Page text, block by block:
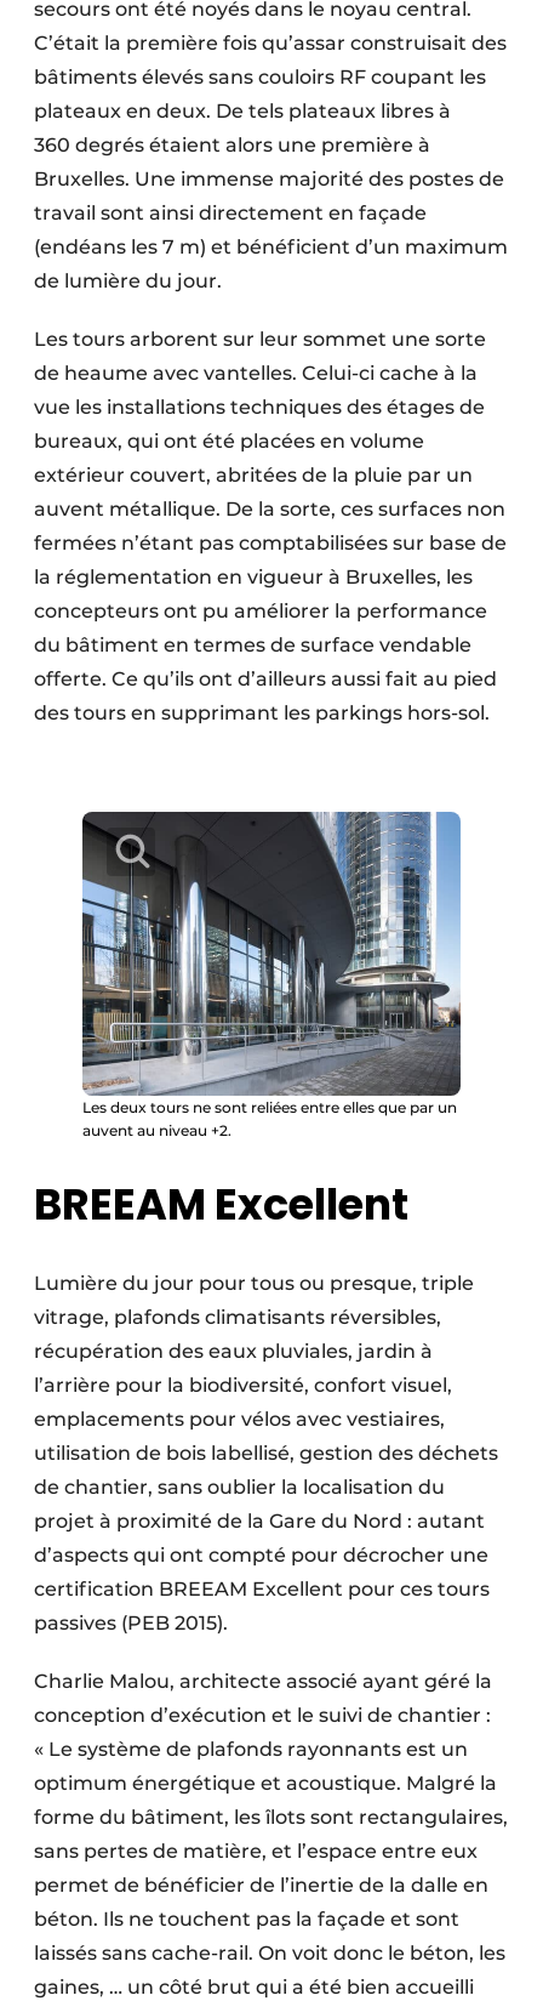
secours ont été noyés dans le noyau central.
C’était la première fois qu’assar construisait des
bâtiments élevés sans couloirs RF coupant les
plateaux en deux. De tels plateaux libres à
360 degrés étaient alors une première à
Bruxelles. Une immense majorité des postes de
travail sont ainsi directement en façade
(endéans les 7 m) et bénéficient d’un maximum
de lumière du jour.
Les tours arborent sur leur sommet une sorte
de heaume avec vantelles. Celui-ci cache à la
vue les installations techniques des étages de
bureaux, qui ont été placées en volume
extérieur couvert, abritées de la pluie par un
auvent métallique. De la sorte, ces surfaces non
fermées n’étant pas comptabilisées sur base de
la réglementation en vigueur à Bruxelles, les
concepteurs ont pu améliorer la performance
du bâtiment en termes de surface vendable
offerte. Ce qu’ils ont d’ailleurs aussi fait au pied
des tours en supprimant les parkings hors-sol.
Les deux tours ne sont reliées entre elles que par un
auvent au niveau +2.
BREEAM Excellent
Lumière du jour pour tous ou presque, triple
vitrage, plafonds climatisants réversibles,
récupé­ration des eaux pluviales, jardin à
l’arrière pour la biodiversité, confort visuel,
emplacements pour vélos avec vestiaires,
utilisation de bois labellisé, gestion des déchets
de chantier, sans oublier la localisation du
projet à proximité de la Gare du Nord : autant
d’aspects qui ont compté pour décrocher une
certification BREEAM Excellent pour ces tours
passives (PEB 2015).
Charlie Malou, architecte associé ayant géré la
conception d’exécution et le suivi de chantier :
« Le système de plafonds rayonnants est un
optimum énergétique et acoustique. Malgré la
forme du bâtiment, les îlots sont rectangulaires,
sans pertes de matière, et l’espace entre eux
permet de bénéficier de l’inertie de la dalle en
béton. Ils ne touchent pas la façade et sont
laissés sans cache-rail. On voit donc le béton, les
gaines, … un côté brut qui a été bien accueilli